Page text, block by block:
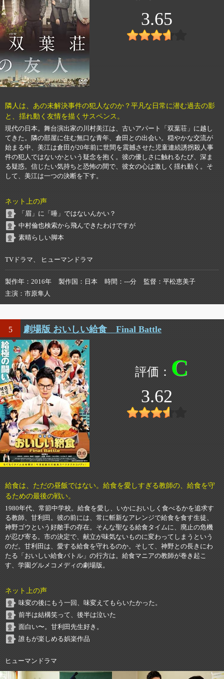
3.65
隣人は、あの未解決事件の犯人なのか？平凡な日常に潜む過去の影
と、揺れ動く友情を描くサスペンス。
現代の日本。舞台演出家の川村美江は、古いアパート「双葉荘」に越し
てきた。隣の部屋に住む無口な青年、倉田との出会い。穏やかな交流が
始まる中、美江は倉田が20年前に世間を震撼させた児童連続誘拐殺人事
件の犯人ではないかという疑念を抱く。彼の優しさに触れるたび、深ま
る疑惑。信じたい気持ちと恐怖の間で、彼女の心は激しく揺れ動く。そ
して、美江は一つの決断を下す。
ネット上の声
「眉」に「唾」ではないんかい？
中村倫也検索から飛んできたわけですが
素晴らしい脚本
TVドラマ、 ヒューマンドラマ
製作年 2016年 製作国 日本 時間 ---分 監督
平松恵美子
主演
市原隼人
5 劇場版 おいしい給食 Final Battle
C
3.62
給食は、ただの昼飯ではない。給食を愛しすぎる教師の、給食を守
るための最後の戦い。
1980年代、常節中学校。給食を愛し、いかにおいしく食べるかを追求す
る教師、甘利田。彼の前には、常に斬新なアレンジで給食を食す生徒、
神野ゴウという好敵手の存在。そんな聖なる給食タイムに、廃止の危機
が忍び寄る。市の決定で、献立が味気ないものに変わってしまうという
のだ。甘利田は、愛する給食を守れるのか。そして、神野との長きにわ
たる「おいしい給食バトル」の行方は。給食マニアの教師が巻き起こ
す、学園グルメコメディの劇場版。
ネット上の声
味変の後にもう一回、味変えてもらいたかった。
前半は結構笑って、後半は泣いた
面白い〜。甘利田先生好き。
誰もが楽しめる娯楽作品
ヒューマンドラマ